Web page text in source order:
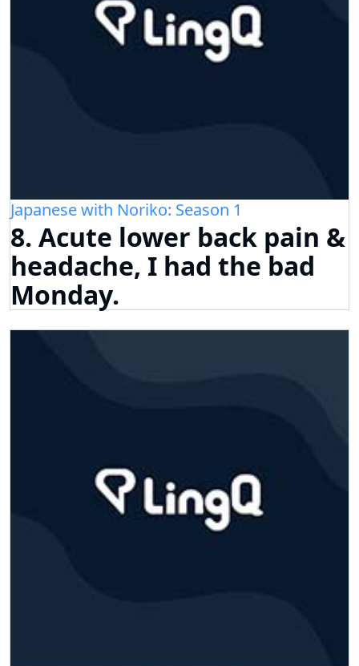
Japanese with Noriko: Season 1
8. Acute lower back pain &
headache, I had the bad
Monday.